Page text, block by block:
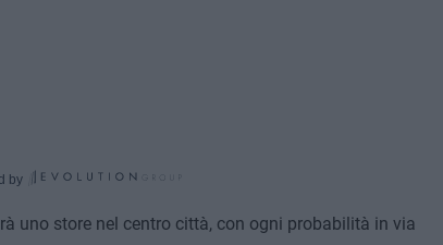
by
uno store nel centro città, con ogni probabilità in via